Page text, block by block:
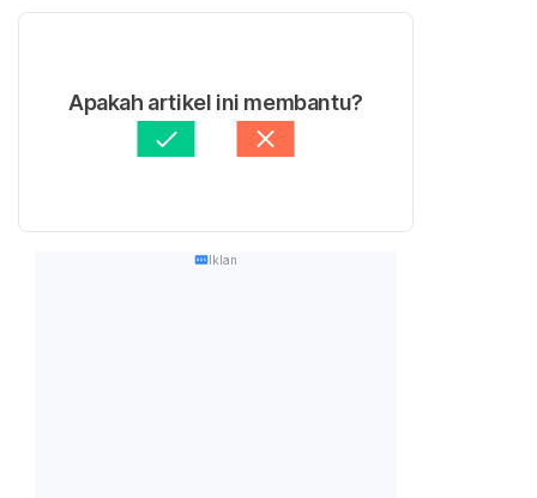
Apakah artikel ini membantu?
Iklan